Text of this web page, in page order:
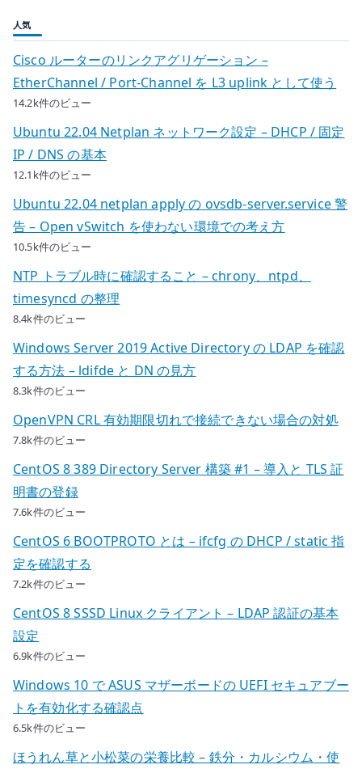
人気
Cisco ルーターのリンクアグリゲーション –
EtherChannel / Port-Channel を L3 uplink として使う
14.2k件のビュー
Ubuntu 22.04 Netplan ネットワーク設定 – DHCP / 固定
IP / DNS の基本
12.1k件のビュー
Ubuntu 22.04 netplan apply の ovsdb-server.service 警
告 – Open vSwitch を使わない環境での考え方
10.5k件のビュー
NTP トラブル時に確認すること – chrony、ntpd、
timesyncd の整理
8.4k件のビュー
Windows Server 2019 Active Directory の LDAP を確認
する方法 – ldifde と DN の見方
8.3k件のビュー
OpenVPN CRL 有効期限切れで接続できない場合の対処
7.8k件のビュー
CentOS 8 389 Directory Server 構築 #1 – 導入と TLS 証
明書の登録
7.6k件のビュー
CentOS 6 BOOTPROTO とは – ifcfg の DHCP / static 指
定を確認する
7.2k件のビュー
CentOS 8 SSSD Linux クライアント – LDAP 認証の基本
設定
6.9k件のビュー
Windows 10 で ASUS マザーボードの UEFI セキュアブー
トを有効化する確認点
6.5k件のビュー
ほうれん草と小松菜の栄養比較 – 鉄分・カルシウム・使